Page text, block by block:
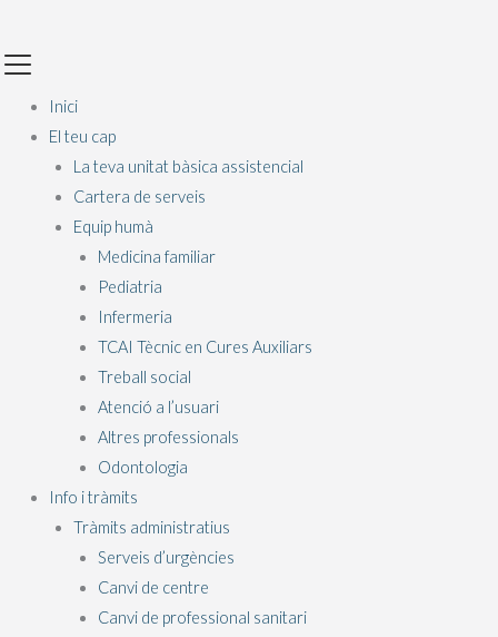
contingut
Inici
El teu cap
La teva unitat bàsica assistencial
Cartera de serveis
Equip humà
Medicina familiar
Pediatria
Infermeria
TCAI Tècnic en Cures Auxiliars
Treball social
Atenció a l’usuari
Altres professionals
Odontologia
Info i tràmits
Tràmits administratius
Serveis d’urgències
Canvi de centre
Canvi de professional sanitari